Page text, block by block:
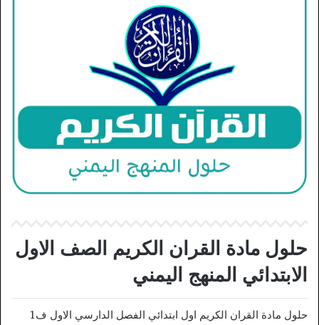
حلول مادة القران الكريم الصف الاول
الابتدائي المنهج اليمني
حلول مادة القران الكريم اول ابتدائي الفصل الدارسي الاول ف1